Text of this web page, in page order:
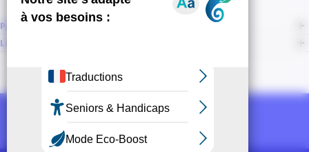
PAGES
LIENS CONNEXES
Recevoir la newsletter CCI